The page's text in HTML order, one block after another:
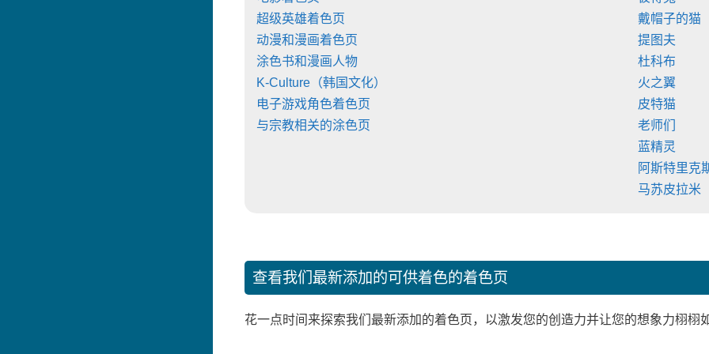
超级英雄着色页
动漫和漫画着色页
涂色书和漫画人物
K-Culture（韩国文化）
电子游戏角色着色页
与宗教相关的涂色页
戴帽子的猫
提图夫
杜科布
火之翼
皮特猫
老师们
蓝精灵
阿斯特里克
马苏皮拉米
查看我们最新添加的可供着色的着色页
花一点时间来探索我们最新添加的着色页，以激发您的创造力并让您的想象力栩栩如